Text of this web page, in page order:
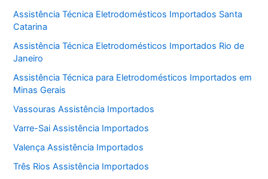
Assistência Técnica Eletrodomésticos Importados Santa
Catarina
Assistência Técnica Eletrodomésticos Importados Rio de
Janeiro
Assistência Técnica para Eletrodomésticos Importados em
Minas Gerais
Vassouras Assistência Importados
Varre-Sai Assistência Importados
Valença Assistência Importados
Três Rios Assistência Importados